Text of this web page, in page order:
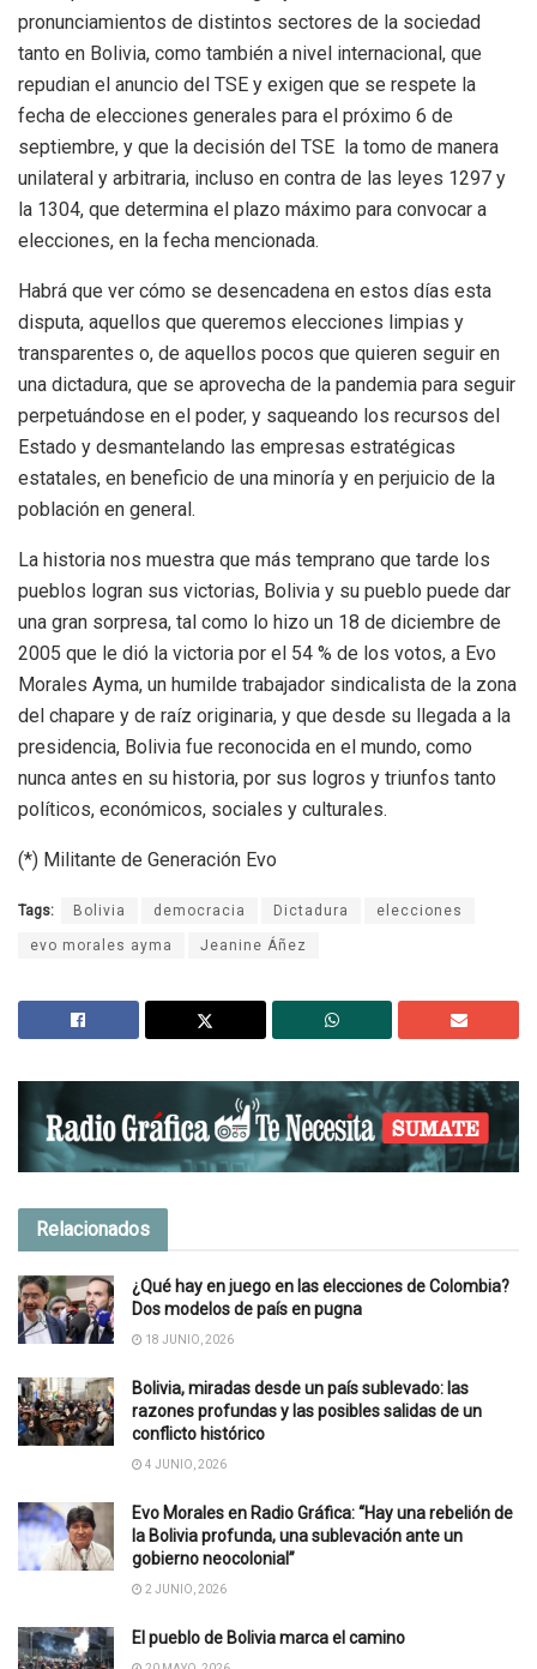
pronunciamientos de distintos sectores de la sociedad
tanto en Bolivia, como también a nivel internacional, que
repudian el anuncio del TSE y exigen que se respete la
fecha de elecciones generales para el próximo 6 de
septiembre, y que la decisión del TSE la tomo de manera
unilateral y arbitraria, incluso en contra de las leyes 1297 y
la 1304, que determina el plazo máximo para convocar a
elecciones, en la fecha mencionada.
Habrá que ver cómo se desencadena en estos días esta
disputa, aquellos que queremos elecciones limpias y
transparentes o, de aquellos pocos que quieren seguir en
una dictadura, que se aprovecha de la pandemia para seguir
perpetuándose en el poder, y saqueando los recursos del
Estado y desmantelando las empresas estratégicas
estatales, en beneficio de una minoría y en perjuicio de la
población en general.
La historia nos muestra que más temprano que tarde los
pueblos logran sus victorias, Bolivia y su pueblo puede dar
una gran sorpresa, tal como lo hizo un 18 de diciembre de
2005 que le dió la victoria por el 54 % de los votos, a Evo
Morales Ayma, un humilde trabajador sindicalista de la zona
del chapare y de raíz originaria, y que desde su llegada a la
presidencia, Bolivia fue reconocida en el mundo, como
nunca antes en su historia, por sus logros y triunfos tanto
políticos, económicos, sociales y culturales.
(*) Militante de Generación Evo
Tags: Bolivia democracia Dictadura elecciones
evo morales ayma Jeanine Áñez
Relacionados
¿Qué hay en juego en las elecciones de Colombia?
Dos modelos de país en pugna
18 JUNIO, 2026
Bolivia, miradas desde un país sublevado: las
razones profundas y las posibles salidas de un
conflicto histórico
4 JUNIO, 2026
Evo Morales en Radio Gráfica: “Hay una rebelión de
la Bolivia profunda, una sublevación ante un
gobierno neocolonial”
2 JUNIO, 2026
El pueblo de Bolivia marca el camino